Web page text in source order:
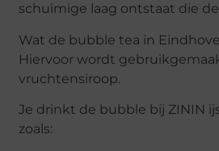
schuimige laag ontstaat die
Wat de bubble tea in
Hiervoor wordt
vruchtensiroop.
Je drinkt de bubble bij ZININ
zoals: